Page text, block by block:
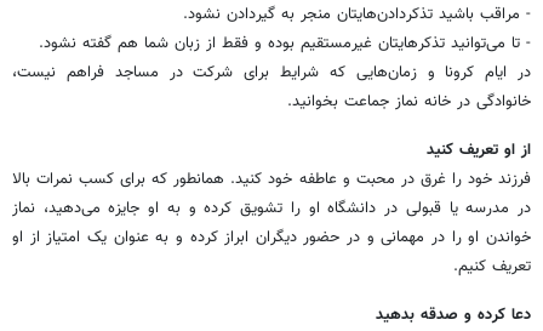
- مراقب باشید تذکردادن‌هایتان منجر به گیردادن نشود.
- تا می‌توانید تذکرهایتان غیرمستقیم بوده و فقط از زبان شما هم گفته نشود.
در ایام کرونا و زمان‌هایی که شرایط برای شرکت در مساجد فراهم نیست،
خانوادگی در خانه نماز جماعت بخوانید.
از او تعریف کنید
فرزند خود را غرق در محبت و عاطفه خود کنید. همانطور که برای کسب نمرات بالا
در مدرسه یا قبولی در دانشگاه او را تشویق کرده و به او جایزه می‌دهید، نماز
خواندن او را در مهمانی و در حضور دیگران ابراز کرده و به عنوان یک امتیاز از او
تعریف کنیم.
دعا کرده و صدقه بدهید